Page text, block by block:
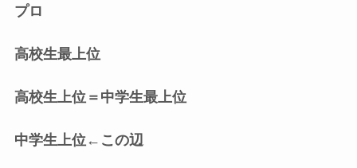
プロ
高校生最上位
高校生上位＝中学生最上位
中学生上位←この辺